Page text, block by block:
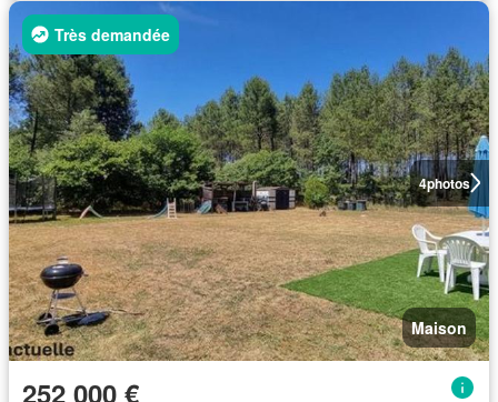
4photos
Très demandée
Maison
252 000 €